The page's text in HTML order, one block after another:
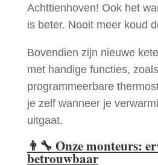
Achttienhoven! Ook het
is beter. Nooit meer koud
Bovendien zijn nieuwe
met handige functies, zoals
programmeerbare
je zelf wanneer je
uitgaat.
👨‍🔧 Onze monteurs:
betrouwbaar